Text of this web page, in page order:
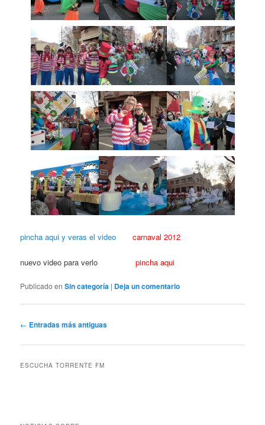
pincha aqui y veras el video carnaval 2012
nuevo video para verlopincha aqui
Publicado en Sin categoría | Deja un comentario
Navegación
entradas
← Entradas más antiguas
ESCUCHA TORRENTE FM